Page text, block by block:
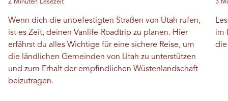
2 Minuten Lesezeit
Wenn dich die unbefestigten Straßen von Utah rufen,
ist es Zeit, deinen Vanlife-Roadtrip zu planen. Hier
erfährst du alles Wichtige für eine sichere Reise, um
die ländlichen Gemeinden von Utah zu unterstützen
und zum Erhalt der empfindlichen Wüstenlandschaft
beizutragen.
3
im
die